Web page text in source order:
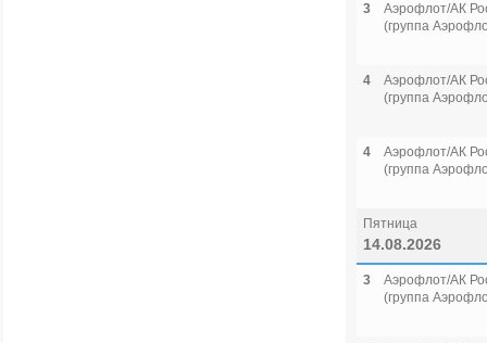
3
Аэрофлот/АК
(группа
4
Аэрофлот/АК
(группа
4
Аэрофлот/АК
(группа
Пятница
14.08.2026
3
Аэрофлот/АК
(группа